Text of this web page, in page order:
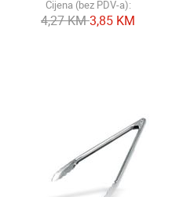
Cijena (bez PDV-a):
4,27 KM3,85 KM